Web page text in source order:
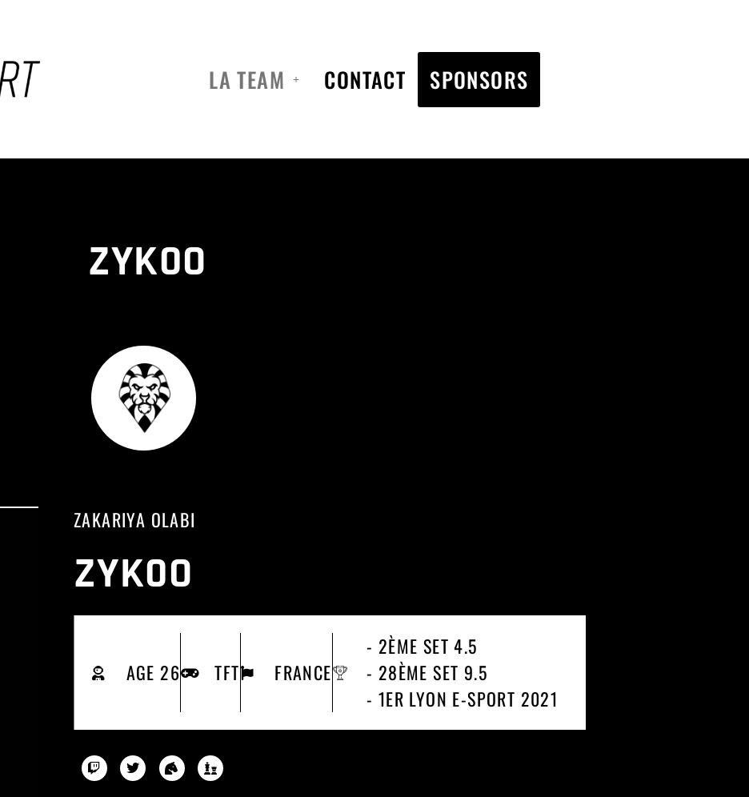
LA TEAM CONTACT SPONSORS
ZYK0O
ZAKARIYA OLABI
ZYK0O
AGE 26 TFT FRANCE
- 2ÈME SET 4.5
- 28ÈME SET 9.5
- 1ER LYON E-SPORT 2021